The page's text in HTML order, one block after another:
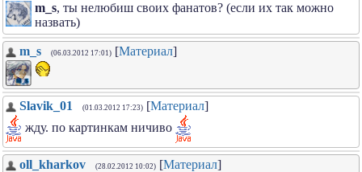
m_s, ты нелюбиш своих фанатов? (если их так можно
назвать)
m_s (06.03.2012 17:01) [Материал]
Slavik_01 (01.03.2012 17:23) [Материал]
жду. по картинкам ничиво
oll_kharkov (28.02.2012 10:02) [Материал]